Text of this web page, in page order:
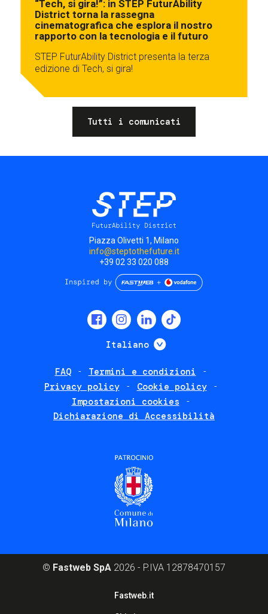
“Tech, si gira!”: in STEP FuturAbility
District torna la rassegna
cinematografica che esplora il nostro
rapporto con la tecnologia e il futuro
STEP FuturAbility District presenta la terza
edizione di Tech, si gira!
Tutti i comunicati
Piazza Olivetti 1, Milano
info@steptothefuture.it
+39 02 33 020 088
Italiano Mostra ulteriori
FAQ
Termini e condizioni
Privacy policy
Cookie policy
Impostazioni cookies
Dichiarazione di Accessibilità
© Fastweb SpA 2026 - P.IVA 12878470157
Fastweb.it